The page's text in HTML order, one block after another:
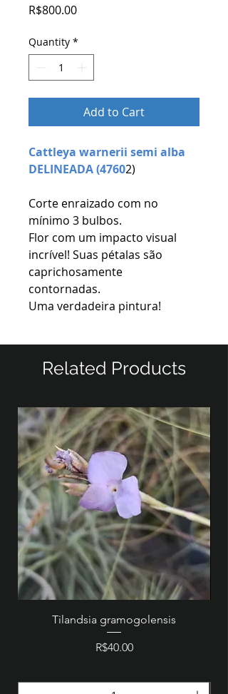
R$800.00Price
Quantity *
Add to Cart
Cattleya warnerii semi alba
DELINEADA (47602)
Corte enraizado com no
mínimo 3 bulbos.
Flor com um impacto visual
incrível! Suas pétalas são
caprichosamente
contornadas.
Uma verdadeira pintura!
Related Products
Tilandsia gramogolensis
Price
R$40.00